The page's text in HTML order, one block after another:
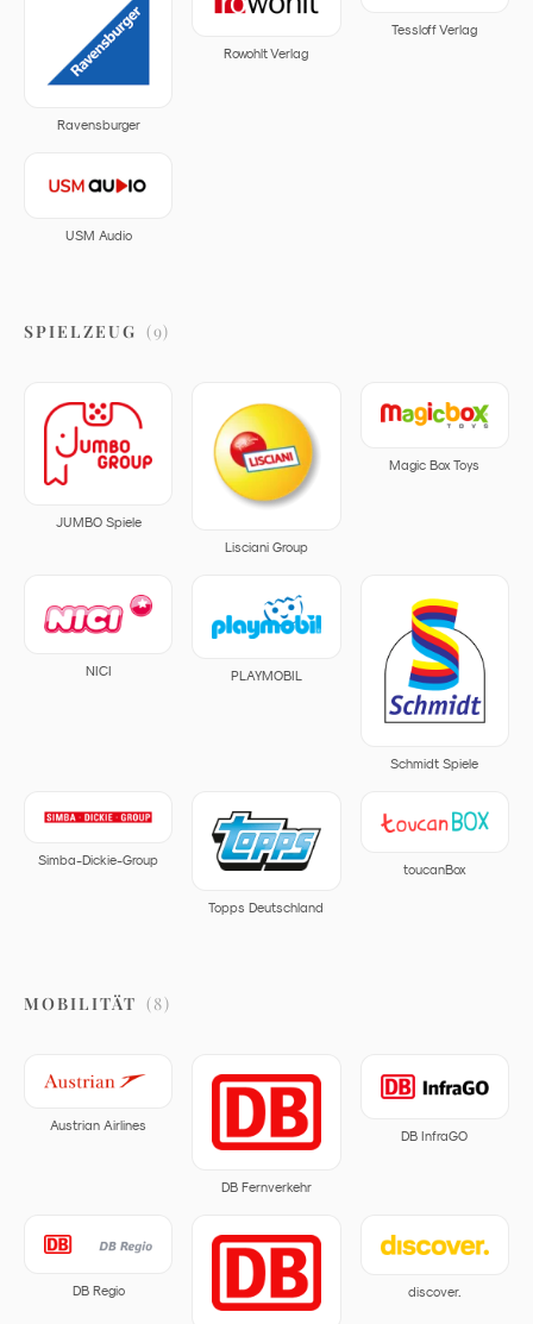
Ravensburger
Rowohlt Verlag
Tessloff Verlag
USM Audio
SPIELZEUG (9)
JUMBO Spiele
Lisciani Group
Magic Box Toys
NICI PLAYMOBIL
Schmidt Spiele
Simba-Dickie-Group
Topps Deutschland
toucanBox
MOBILITÄT (8)
Austrian Airlines
DB Fernverkehr
DB InfraGO
DB Regio discover.